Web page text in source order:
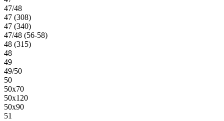
47/48
47 (308)
47 (340)
47/48 (56-58)
48 (315)
48
49
49/50
50
50х70
50х120
50х90
51